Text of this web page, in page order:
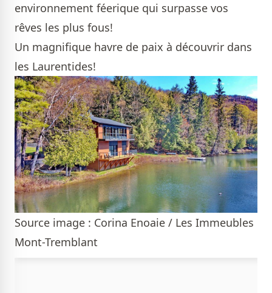
environnement féerique qui surpasse vos
rêves les plus fous!
Un magnifique havre de paix à découvrir dans
les Laurentides!
Source image : Corina Enoaie / Les Immeubles
Mont-Tremblant